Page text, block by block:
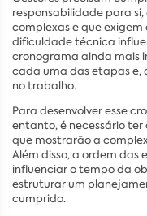
responsabilidade para
complexas e que
dificuldade técnica
cronograma ainda mais
cada uma das etapas e,
no trabalho.
Para desenvolver esse
entanto, é necessário ter
que mostrarão a
Além disso, a ordem
influenciar o tempo da
estruturar um
cumprido.